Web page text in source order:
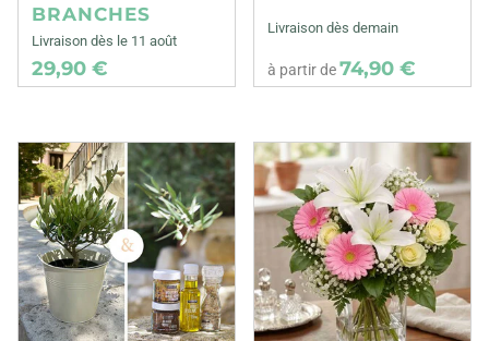
BRANCHES
Livraison dès le 11 août
29,90 €
Livraison dès demain
à partir de74,90 €